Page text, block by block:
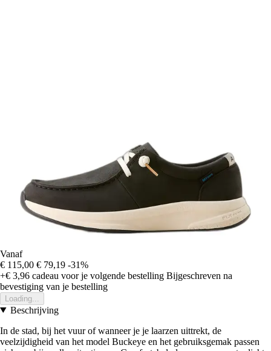
Vanaf
€ 115,00 € 79,19 -31%
+€ 3,96 cadeau voor je volgende bestelling Bijgeschreven na
bevestiging van je bestelling
Loading...
Beschrijving
In de stad, bij het vuur of wanneer je je laarzen uittrekt, de
veelzijdigheid van het model Buckeye en het gebruiksgemak passen